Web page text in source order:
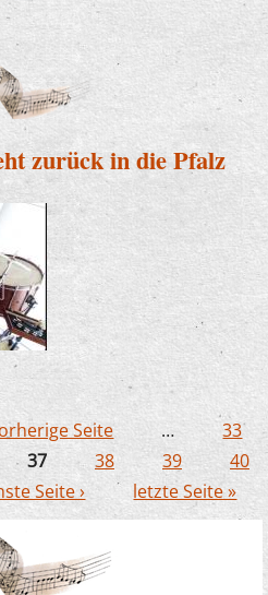
Kolleginnen
zurück in die Pfalz
Leiter geht zurück in die
Seite …
33
37 38 39
40
Seite › letzte Seite »